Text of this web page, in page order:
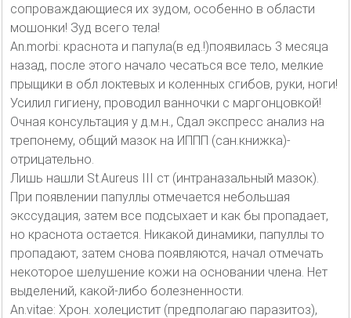
сопроваждающиеся их зудом, особенно в области
мошонки! Зуд всего тела!
Аn.morbi: краснота и папула(в ед.!)появилась 3 месяца
назад, после этого начало чесаться все тело, мелкие
прыщики в обл локтевых и коленных сгибов, руки, ноги!
Усилил гигиену, проводил ванночки с маргонцовкой!
Очная консультация у д.м.н., Сдал экспресс анализ на
трепонему, общий мазок на ИППП (сан.книжка)-
отрицательно.
Лишь нашли St.Aureus III cт (интраназальный мазок).
При появлении папуллы отмечается небольшая
экссудация, затем все подсыхает и как бы пропадает,
но краснота остается. Никакой динамики, папуллы то
пропадают, затем снова появляются, начал отмечать
некоторое шелушение кожи на основании члена. Нет
выделений, какой-либо болезненности.
An.vitae: Хрон. холецистит (предполагаю паразитоз),